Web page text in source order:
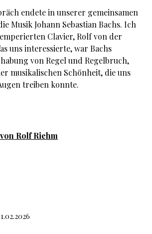
endete in unserer gemeinsamen
Musik Johann Sebastian Bachs. Ich
Clavier, Rolf von der
uns interessierte, war Bachs
von Regel und Regelbruch,
musikalischen Schönheit, die uns
treiben konnte.
Rolf Riehm